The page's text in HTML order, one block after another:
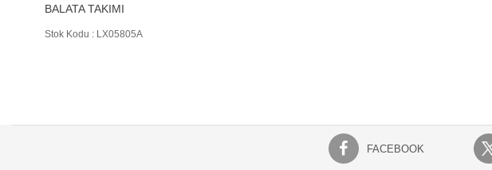
BALATA TAKIMI
Stok Kodu : LX05805A
FACEBOOK